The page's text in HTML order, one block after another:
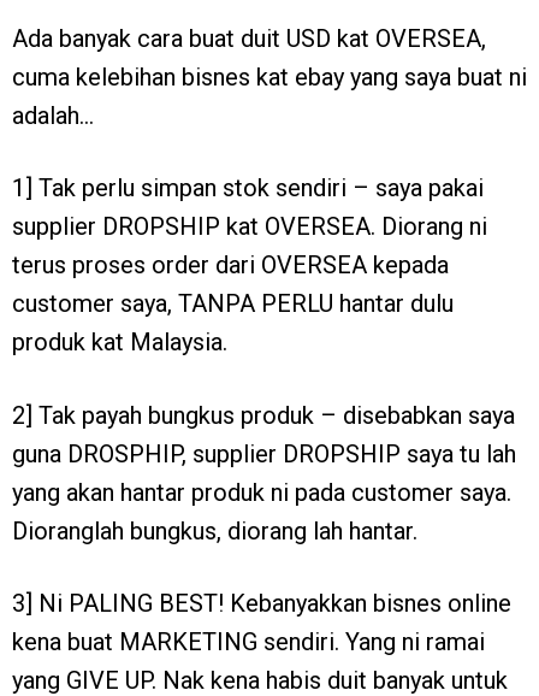
Ada banyak cara buat duit USD kat OVERSEA,
cuma kelebihan bisnes kat ebay yang saya buat ni
adalah…
1] Tak perlu simpan stok sendiri – saya pakai
supplier DROPSHIP kat OVERSEA. Diorang ni
terus proses order dari OVERSEA kepada
customer saya, TANPA PERLU hantar dulu
produk kat Malaysia.
2] Tak payah bungkus produk – disebabkan saya
guna DROSPHIP, supplier DROPSHIP saya tu lah
yang akan hantar produk ni pada customer saya.
Dioranglah bungkus, diorang lah hantar.
3] Ni PALING BEST! Kebanyakkan bisnes online
kena buat MARKETING sendiri. Yang ni ramai
yang GIVE UP. Nak kena habis duit banyak untuk